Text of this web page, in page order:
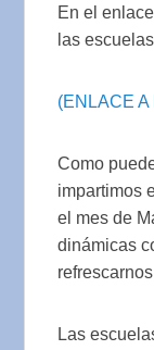
En el
las
(ENLACE
Como
impartimos
el mes de
dinámicas
Las